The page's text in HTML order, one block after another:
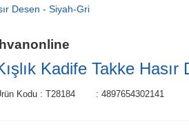
Desen - Siyah-Gri
Kadife Takke
Kodu : T28184 : 4897654302141